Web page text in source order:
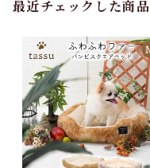
最近チェックした商品